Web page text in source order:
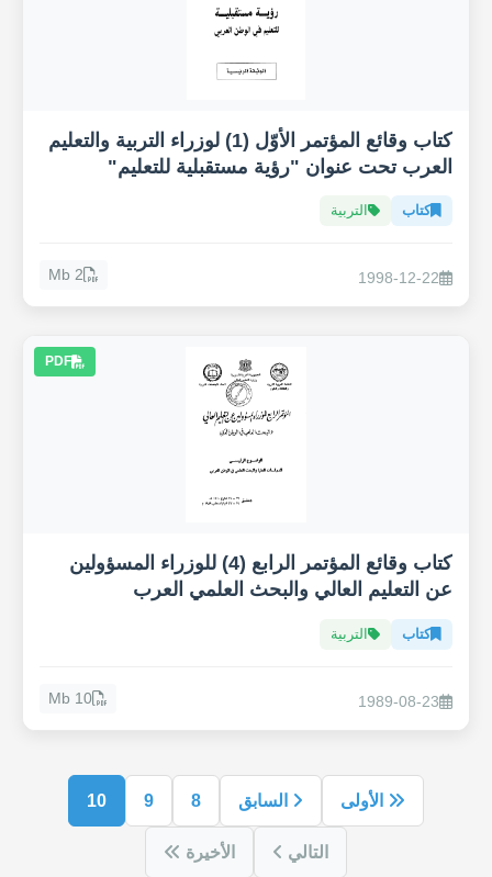
كتاب وقائع المؤتمر الأوّل (1) لوزراء التربية والتعليم
العرب تحت عنوان "رؤية مستقبلية للتعليم"
كتاب التربية
1998-12-22
2 Mb
PDF
كتاب وقائع المؤتمر الرابع (4) للوزراء المسؤولين
عن التعليم العالي والبحث العلمي العرب
كتاب التربية
1989-08-23
10 Mb
الأولى السابق 8
9
10
التالي الأخيرة